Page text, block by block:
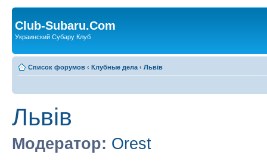
Club-Subaru.Com
Украинский Субару Клуб
Список форумов ‹ Клубные дела ‹ Львів
Львів
Модератор: Orest